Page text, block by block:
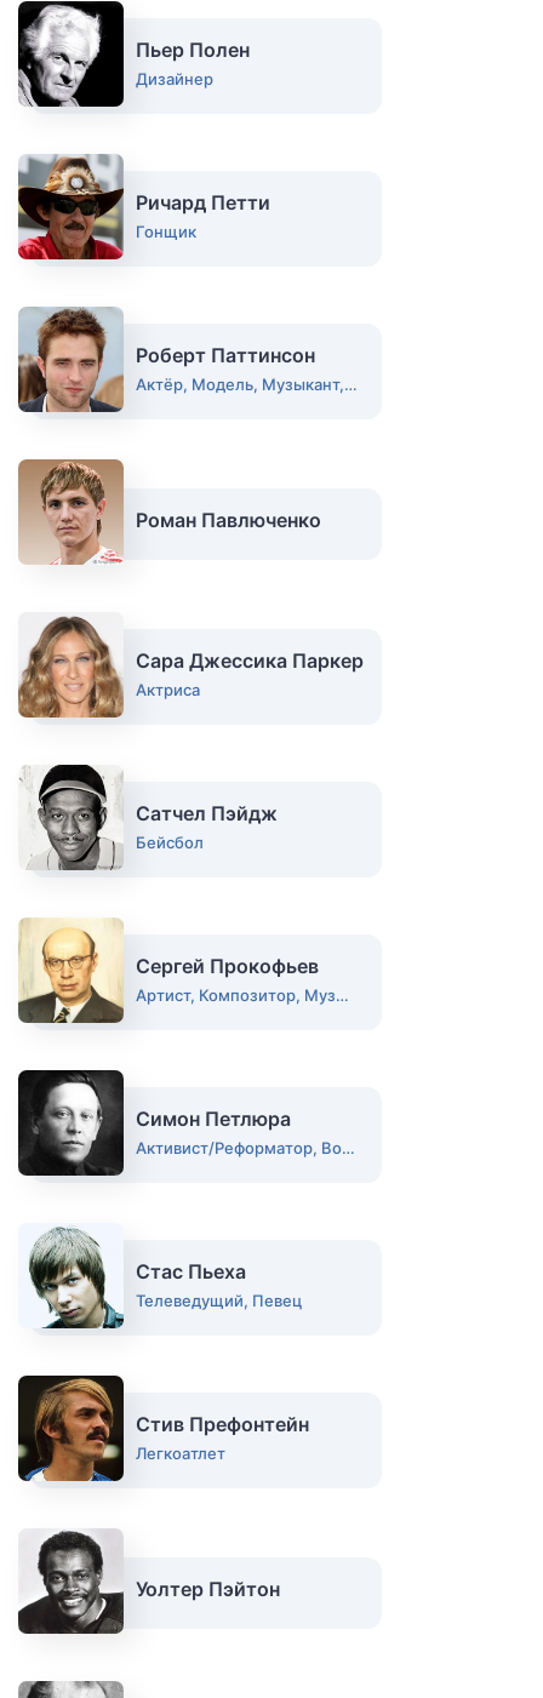
Пьер Полен
Дизайнер
Ричард Петти
Гонщик
Роберт Паттинсон
Актёр, Модель, Музыкант, Певец
Роман Павлюченко
Сара Джессика Паркер
Актриса
Сатчел Пэйдж
Бейсбол
Сергей Прокофьев
Артист, Композитор, Музыкант
Симон Петлюра
Активист/Реформатор, Военный, Деятель
Стас Пьеха
Телеведущий, Певец
Стив Префонтейн
Легкоатлет
Уолтер Пэйтон